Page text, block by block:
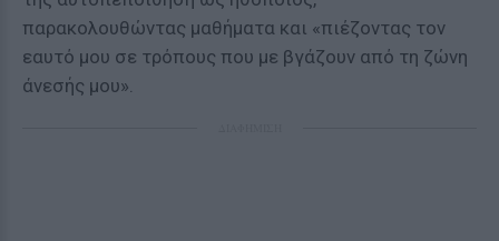
παρακολουθώντας μαθήματα και «πιέζοντας τον
εαυτό μου σε τρόπους που με βγάζουν από τη ζώνη
άνεσής μου».